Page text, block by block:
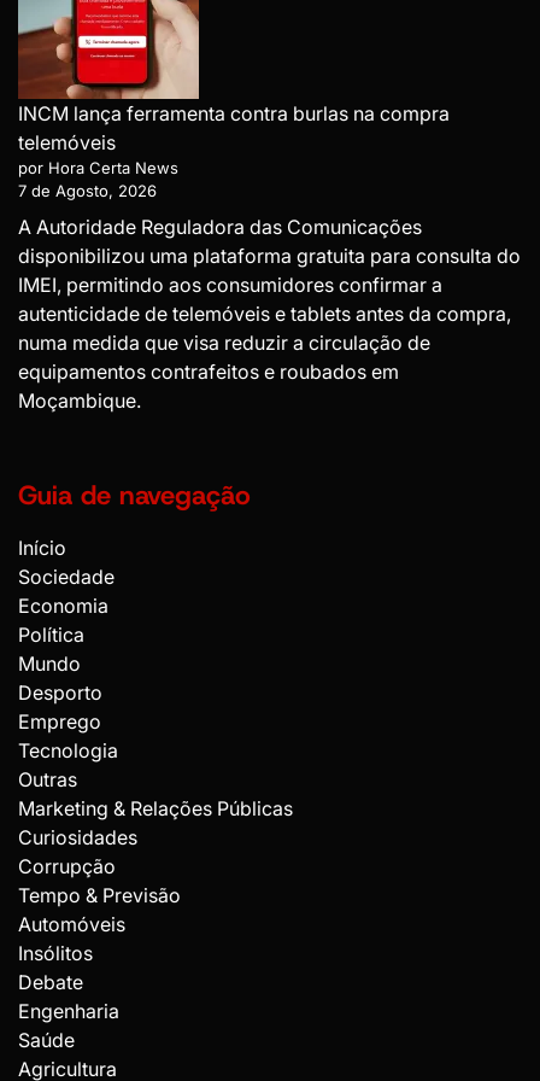
INCM lança ferramenta contra burlas na compra
telemóveis
por Hora Certa News
7 de Agosto, 2026
A Autoridade Reguladora das Comunicações
disponibilizou uma plataforma gratuita para consulta do
IMEI, permitindo aos consumidores confirmar a
autenticidade de telemóveis e tablets antes da compra,
numa medida que visa reduzir a circulação de
equipamentos contrafeitos e roubados em
Moçambique.
Guia de navegação
Início
Sociedade
Economia
Política
Mundo
Desporto
Emprego
Tecnologia
Outras
Marketing & Relações Públicas
Curiosidades
Corrupção
Tempo & Previsão
Automóveis
Insólitos
Debate
Engenharia
Saúde
Agricultura